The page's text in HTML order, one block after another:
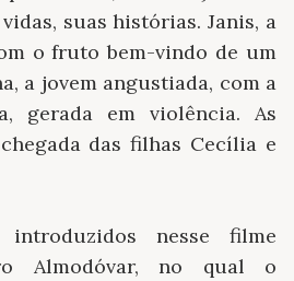
suas histórias. Janis, a
o fruto bem-vindo de um
a jovem angustiada, com a
gerada em violência. As
das filhas Cecília e
nesse filme
Almodóvar, no qual o